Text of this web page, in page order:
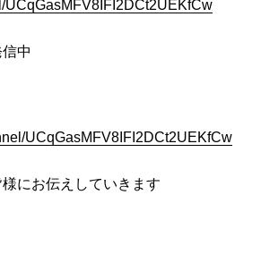
UCqGasMFV8IFI2DCt2UEKfCw
中
UCqGasMFV8IFI2DCt2UEKfCw
にお伝えしていきます